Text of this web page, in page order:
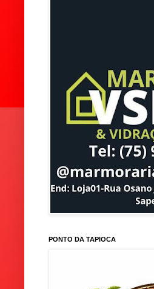
PONTO DA TAPIOCA